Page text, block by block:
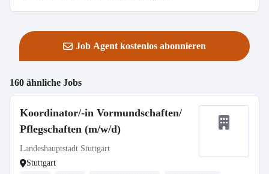
Job Agent kostenlos abonnieren
160 ähnliche Jobs
Koordinator/-in Vormundschaften/
Pflegschaften (m/w/d)
Landeshauptstadt Stuttgart
Stuttgart